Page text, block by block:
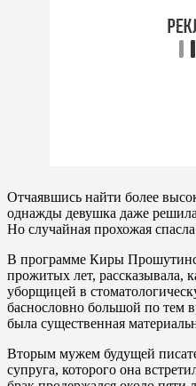
Отчаявшись найти более
однажды девушка даже
Но случайная прохожая
В программе Киры
прожитых лет, рассказывала,
уборщицей в
баснословно большой по тем
была существенная
Вторым мужем будущей
супруга, которого она